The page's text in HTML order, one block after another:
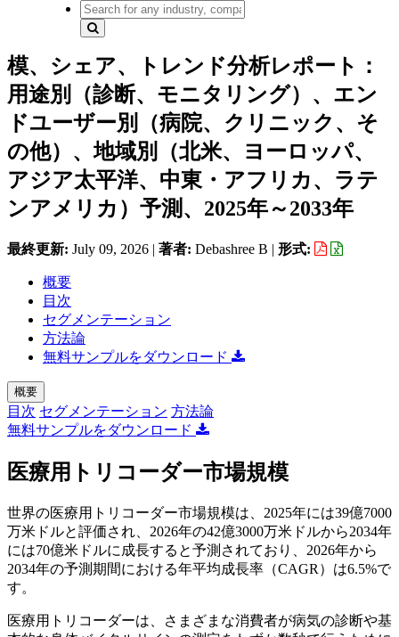
模、シェア、トレンド分析レポート：
用途別（診断、モニタリング）、エン
ドユーザー別（病院、クリニック、そ
の他）、地域別（北米、ヨーロッパ、
アジア太平洋、中東・アフリカ、ラテ
ンアメリカ）予測、2025年～2033年
最終更新: July 09, 2026 | 著者: Debashree B | 形式:
概要
目次
セグメンテーション
方法論
無料サンプルをダウンロード
概要
目次 セグメンテーション 方法論
無料サンプルをダウンロード
医療用トリコーダー市場規模
世界の医療用トリコーダー市場規模は、2025年には39億7000
万米ドルと評価され、2026年の42億3000万米ドルから2034年
には70億米ドルに成長すると予測されており、2026年から
2034年の予測期間における年平均成長率（CAGR）は6.5%で
す。
医療用トリコーダーは、さまざまな消費者が病気の診断や基